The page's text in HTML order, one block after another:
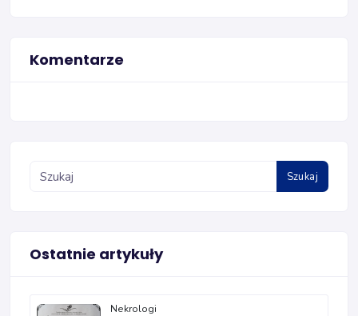
Komentarze
Szukaj
Ostatnie artykuły
Nekrologi